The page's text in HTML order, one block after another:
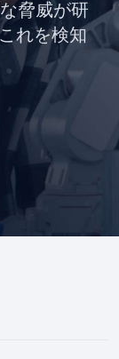
脅威が研
れを検知